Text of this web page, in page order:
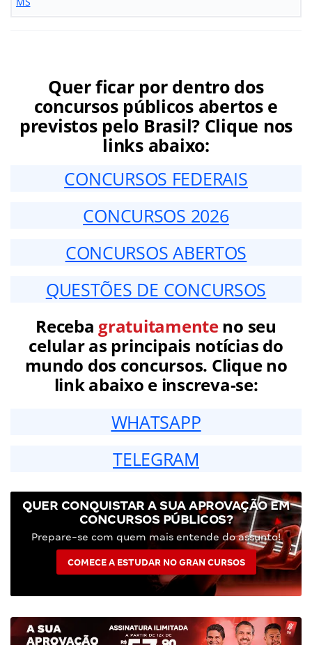
Quer ficar por dentro dos
concursos públicos abertos e
previstos pelo Brasil? Clique nos
links abaixo:
CONCURSOS FEDERAIS
CONCURSOS 2026
CONCURSOS ABERTOS
QUESTÕES DE CONCURSOS
Receba gratuitamenteno seu
celular as principais notícias do
mundo dos concursos. Clique no
link abaixo e inscreva-se:
WHATSAPP
TELEGRAM
QUER CONQUISTAR A SUA APROVAÇÃO EM
CONCURSOS PÚBLICOS?
Prepare-se com quem mais entende do assunto!
COMECE A ESTUDAR NO GRAN CURSOS